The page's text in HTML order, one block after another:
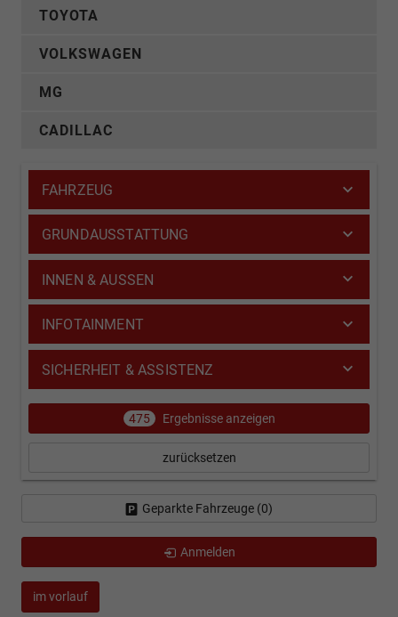
im vorlauf
TOYOTA
VOLKSWAGEN
MG
CADILLAC
FAHRZEUG
GRUNDAUSSTATTUNG
INNEN & AUSSEN
INFOTAINMENT
SICHERHEIT & ASSISTENZ
475 Ergebnisse anzeigen
zurücksetzen
Geparkte Fahrzeuge (0)
Anmelden